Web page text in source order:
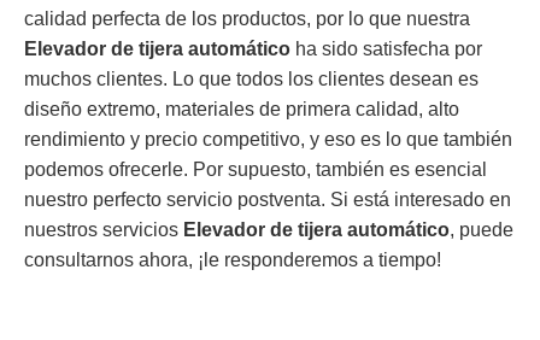
calidad perfecta de los productos, por lo que nuestra
Elevador de tijera automático ha sido satisfecha por
muchos clientes. Lo que todos los clientes desean es
diseño extremo, materiales de primera calidad, alto
rendimiento y precio competitivo, y eso es lo que también
podemos ofrecerle. Por supuesto, también es esencial
nuestro perfecto servicio postventa. Si está interesado en
nuestros servicios Elevador de tijera automático, puede
consultarnos ahora, ¡le responderemos a tiempo!